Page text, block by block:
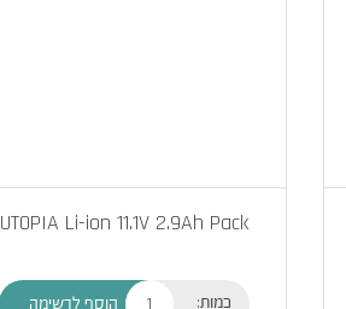
UTOPIA Li-ion 11.1V 2.9Ah Pack
כמות: הוסף לרשימה